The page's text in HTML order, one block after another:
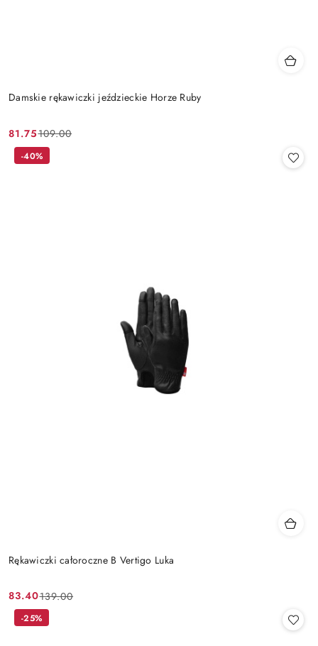
Damskie rękawiczki jeździeckie Horze Ruby
Cena
promocyjna:
81.75
Cena
przed
109.00
Rękawiczki całoroczne B Vertigo Luka
Cena
promocyjna:
83.40
Cena
przed
139.00
-40%
-25%